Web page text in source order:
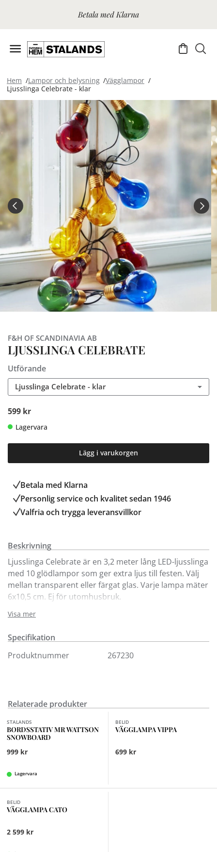
Betala med Klarna
Hem Lampor och belysning
Vägglampor
Ljusslinga Celebrate - klar
F&H OF SCANDINAVIA AB
LJUSSLINGA CELEBRATE
Utförande
Ljusslinga Celebrate - klar
599 kr
Lagervara
Lägg i varukorgen
Betala med Klarna
Personlig service och kvalitet sedan 1946
Valfria och trygga leveransvillkor
Beskrivning
Ljusslinga Celebrate är en 3,2 meter lång LED-ljusslinga
med 10 glödlampor som ger extra ljus till festen. Välj
mellan transparent eller färgat glas. Varje lampa mäter
6x10,5 cm. Ej för utomhusbruk.
Ljusslingan tänds med 3 stycken AA-batterier
(medföljer ej). Avståndet mellan varje glödlampa är 30
cm. Går att köpa online och i vår butik i Kungens Kurva.
Välkommen in!
Visa mer
Specifikation
Produktnummer
267230
Relaterade produkter
STALANDS
BORDSSTATIV MR WATTSON
SNOWBOARD
999 kr
Lagervara
BELID
VÄGGLAMPA VIPPA
699 kr
BELID
VÄGGLAMPA CATO
2 599 kr